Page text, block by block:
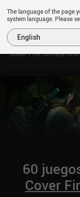
Cover Fire: Offline
60
Cover
The language of the page
system language. Please
English